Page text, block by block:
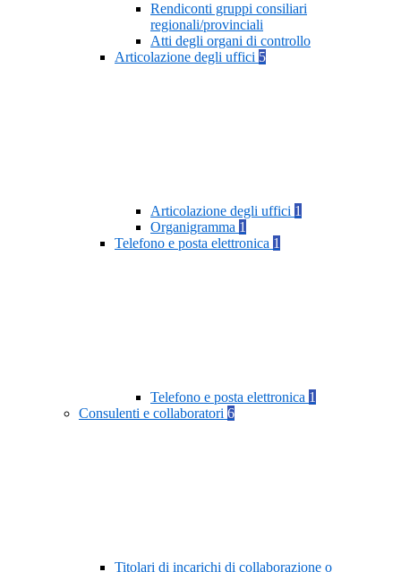
Rendiconti gruppi consiliari
regionali/provinciali
Atti degli organi di controllo
Articolazione degli uffici 5
Articolazione degli uffici 1
Organigramma 1
Telefono e posta elettronica 1
Telefono e posta elettronica 1
Consulenti e collaboratori 6
Titolari di incarichi di collaborazione o